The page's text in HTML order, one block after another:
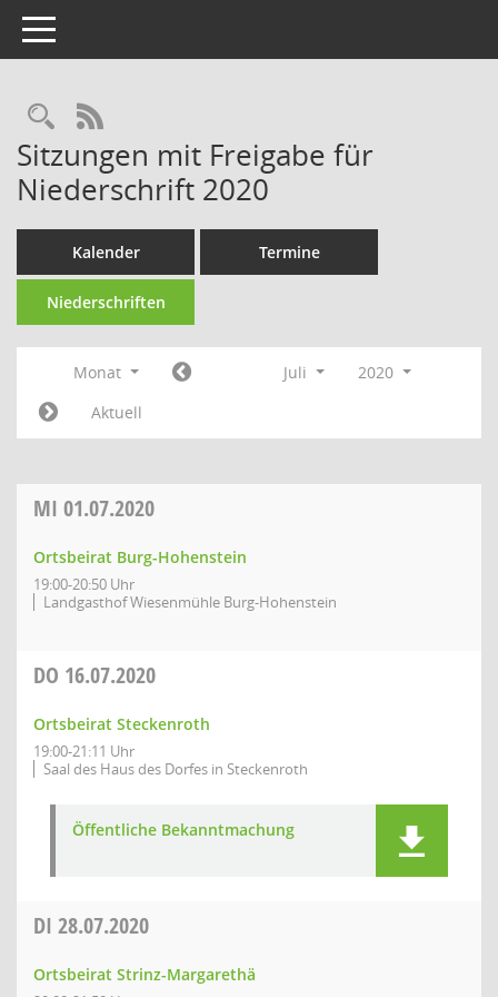
Toggle navigation
Rechercheauswahl
RSS-Feed
Sitzungen mit Freigabe für
Niederschrift 2020
Kalender Termine
Niederschriften
Monat Juli
2020
Aktuell
MI 01.07.2020
Ortsbeirat Burg-Hohenstein
19:00-20:50 Uhr
Landgasthof Wiesenmühle Burg-Hohenstein
DO 16.07.2020
Ortsbeirat Steckenroth
19:00-21:11 Uhr
Saal des Haus des Dorfes in Steckenroth
Öffentliche Bekanntmachung
DI 28.07.2020
Ortsbeirat Strinz-Margarethä